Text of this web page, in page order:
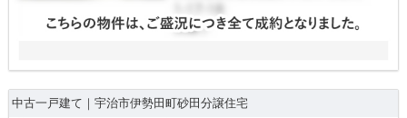
中古一戸建て｜宇治市伊勢田町砂田分譲住宅